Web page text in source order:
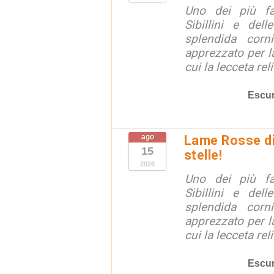
Uno dei più
Sibillini e
splendida
apprezzato per
cui la lecceta
ago
15
2026
Lame Rosse
stelle!
Uno dei più
Sibillini e
splendida
apprezzato per
cui la lecceta